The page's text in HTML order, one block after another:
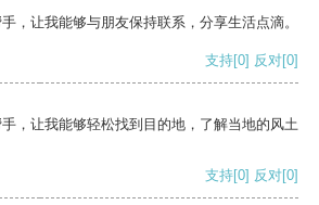
，让我能够与朋友保持联系，分享生活点滴。
支持[0] 反对[0]
，让我能够轻松找到目的地，了解当地的风土
支持[0] 反对[0]